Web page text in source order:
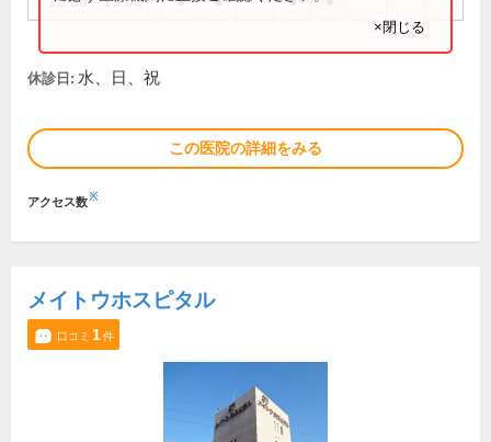
×閉じる
休診日: 水、日、祝
この医院の詳細をみる
アクセス数※
メイトウホスピタル
口コミ 1件